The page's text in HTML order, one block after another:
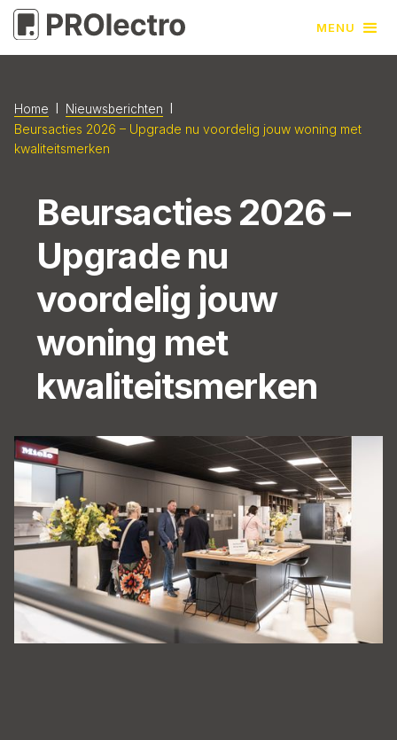
MENU
Home l Nieuwsberichten l
Beursacties 2026 – Upgrade nu voordelig jouw woning met
kwaliteitsmerken
Beursacties 2026 –
Upgrade nu
voordelig jouw
woning met
kwaliteitsmerken